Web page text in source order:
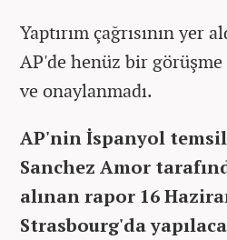
Yaptırım çağrısının yer
AP'de henüz bir
ve onaylanmadı.
AP'nin İspanyol
Sanchez Amor
alınan rapor 16
Strasbourg'da